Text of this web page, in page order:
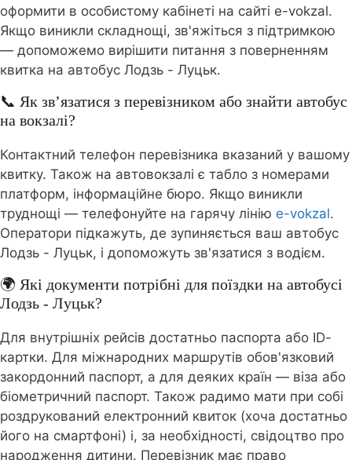
оформити в особистому кабінеті на сайті e-vokzal.
Якщо виникли складнощі, зв'яжіться з підтримкою
— допоможемо вирішити питання з поверненням
квитка на автобус Лодзь - Луцьк.
📞 Як зв’язатися з перевізником або знайти автобус
на вокзалі?
Контактний телефон перевізника вказаний у вашому
квитку. Також на автовокзалі є табло з номерами
платформ, інформаційне бюро. Якщо виникли
труднощі — телефонуйте на гарячу лінію e-vokzal.
Оператори підкажуть, де зупиняється ваш автобус
Лодзь - Луцьк, і допоможуть зв'язатися з водієм.
🌍 Які документи потрібні для поїздки на автобусі
Лодзь - Луцьк?
Для внутрішніх рейсів достатньо паспорта або ID-
картки. Для міжнародних маршрутів обов'язковий
закордонний паспорт, а для деяких країн — віза або
біометричний паспорт. Також радимо мати при собі
роздрукований електронний квиток (хоча достатньо
його на смартфоні) і, за необхідності, свідоцтво про
народження дитини. Перевізник має право